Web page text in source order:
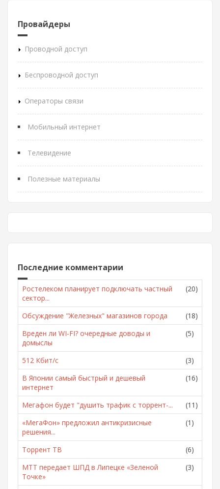
Провайдеры
Проводной доступ
Беспроводной доступ
Операторы связи
Мобильный интернет
Телевидение
Полезные материалы
Последние комментарии
Ростелеком планирует подключать частный
сектор...
(20)
Обсуждение "Железных" магазинов города
(18)
Вреден ли WI-FI? очередные доводы и
домыслы
(5)
512 Кбит/с
(3)
В Японии самый быстрый и дешевый
интернет
(16)
Мегафон будет "душить трафик с торрент-...
(11)
«МегаФон» предложил антикризисные
решения...
(1)
Торрент ТВ
(6)
МТТ передает ШПД в Липецке «Зеленой
Точке»
(3)